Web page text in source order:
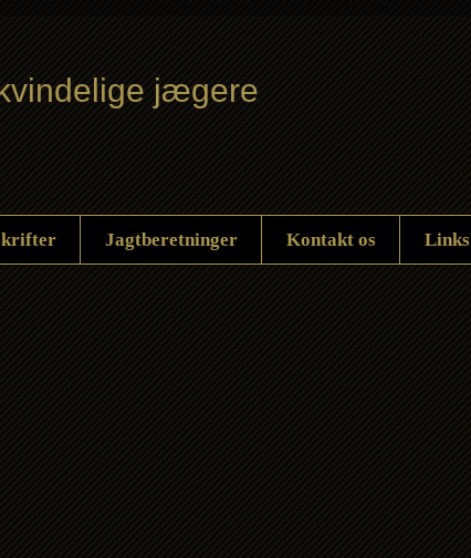
jægere
Jagtberetninger Kontakt os Links